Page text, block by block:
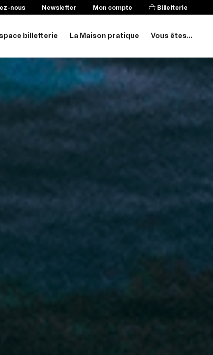
nous Newsletter Mon compte Billetterie
billetterie La Maison pratique Vous êtes...